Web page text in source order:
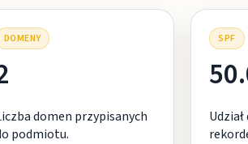
DOMENY
domen przypisanych
podmiotu.
SPF